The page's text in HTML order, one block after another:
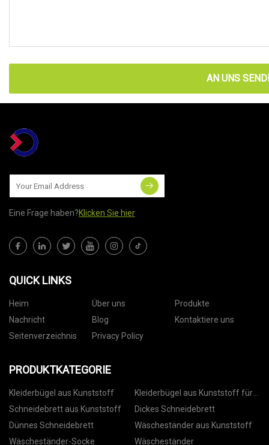
AN UNS
Eine Frage haben?Klicken Sie hier
QUICK LINKS
Heim Über uns
Produkte
Nachricht
Blog
Kontaktiere uns
Seitenverzeichnis
Privacy Policy
PRODUKTKATEGORIE
Kleiderbügel aus Kunststoff
Kleiderbügel aus Kunststoff für
Hosen
Schneidebrett aus Kunststoff
Dickes Schneidebrett
Dünnes Schneidebrett
Wäscheständer aus Kunststoff
Wäscheständer-Socke
Wäscheständer